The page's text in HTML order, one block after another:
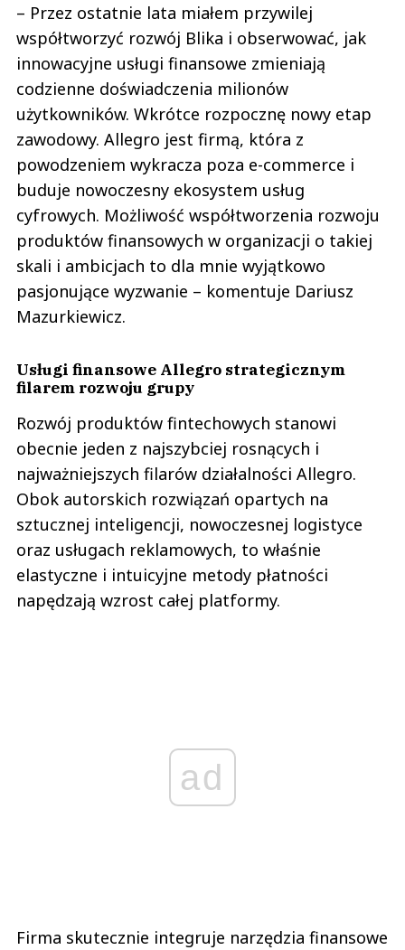
– Przez ostatnie lata miałem przywilej
współtworzyć rozwój Blika i obserwować, jak
innowacyjne usługi finansowe zmieniają
codzienne doświadczenia milionów
użytkowników. Wkrótce rozpocznę nowy etap
zawodowy. Allegro jest firmą, która z
powodzeniem wykracza poza e-commerce i
buduje nowoczesny ekosystem usług
cyfrowych. Możliwość współtworzenia rozwoju
produktów finansowych w organizacji o takiej
skali i ambicjach to dla mnie wyjątkowo
pasjonujące wyzwanie – komentuje Dariusz
Mazurkiewicz.
Usługi finansowe Allegro strategicznym
filarem rozwoju grupy
Rozwój produktów fintechowych stanowi
obecnie jeden z najszybciej rosnących i
najważniejszych filarów działalności Allegro.
Obok autorskich rozwiązań opartych na
sztucznej inteligencji, nowoczesnej logistyce
oraz usługach reklamowych, to właśnie
elastyczne i intuicyjne metody płatności
napędzają wzrost całej platformy.
ad
Firma skutecznie integruje narzędzia finansowe